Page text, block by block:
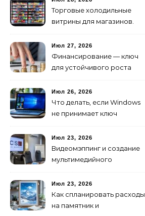
предусмотреть заранее
Торговые холодильные
витрины для магазинов.
Июл 27, 2026
Финансирование — ключ
для устойчивого роста
Июл 26, 2026
Что делать, если Windows
не принимает ключ
Июл 23, 2026
Видеомэппинг и создание
мультимедийного
будущего для пространств
Июл 23, 2026
Как спланировать расходы
на памятник и